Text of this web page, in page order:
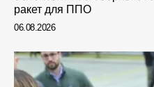
ракет для ППО
06.08.2026